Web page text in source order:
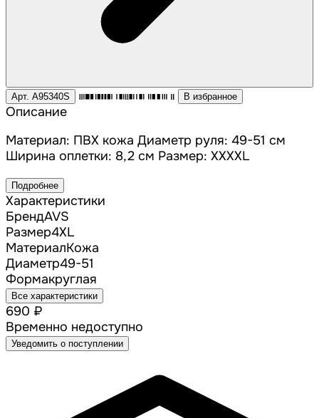
Арт. A95340S В избранное
Описание
Материал: ПВХ кожа Диаметр руля: 49-51 см
Ширина оплетки: 8,2 см Размер: XXXXL
Подробнее
Характеристики
БрендAVS
Размер4XL
МатериалКожа
Диаметр49-51
Формакруглая
Все характеристики
690 ₽
Временно недоступно
Уведомить о поступлении